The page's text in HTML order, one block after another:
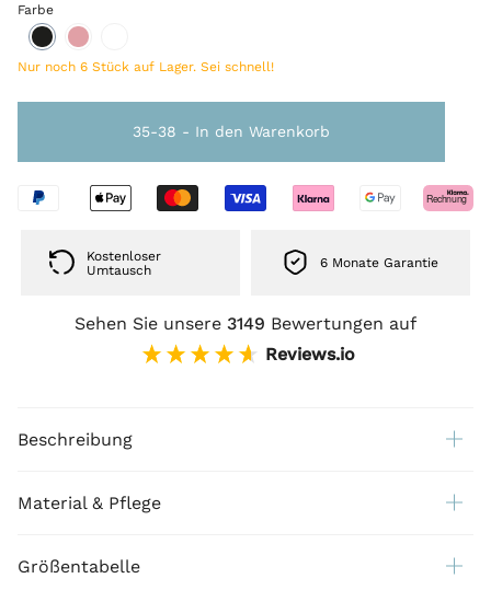
Farbe
Socken
MOOI
Black
Socken
MOOI
Seerose
MOOI
White
Nur noch 6 Stück auf Lager. Sei schnell!
35-38 - In den Warenkorb
Kostenloser
Umtausch
6 Monate Garantie
Sehen Sie unsere 3149 Bewertungen auf
Reviews.io
Beschreibung
Material & Pflege
Größentabelle